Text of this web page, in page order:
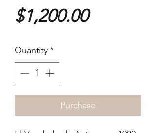
$1,200.00Price
Quantity*
Purchase